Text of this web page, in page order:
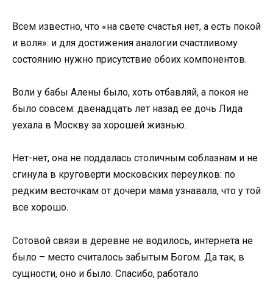
Всем известно, что «на свете счастья нет, а есть покой
и воля»: и для достижения аналогии счастливому
состоянию нужно присутствие обоих компонентов.
Воли у бабы Алены было, хоть отбавляй, а покоя не
было совсем: двенадцать лет назад ее дочь Лида
уехала в Москву за хорошей жизнью.
Нет-нет, она не поддалась столичным соблазнам и не
сгинула в круговерти московских переулков: по
редким весточкам от дочери мама узнавала, что у той
все хорошо.
Сотовой связи в деревне не водилось, интернета не
было – место считалось забытым Богом. Да так, в
сущности, оно и было. Спасибо, работало